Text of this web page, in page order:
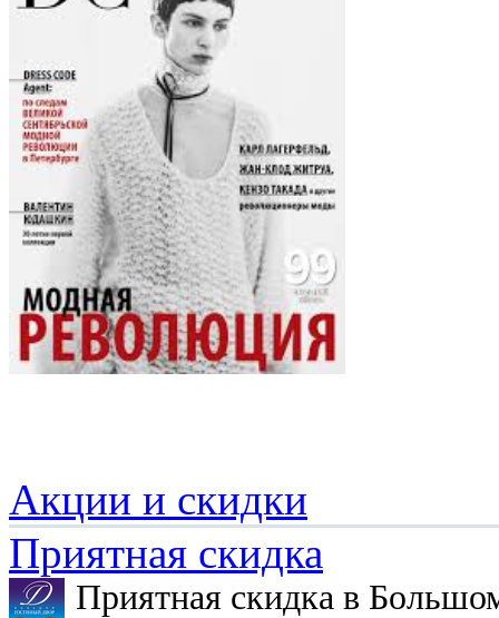
Акции и скидки
Приятная скидка
Приятная скидка в